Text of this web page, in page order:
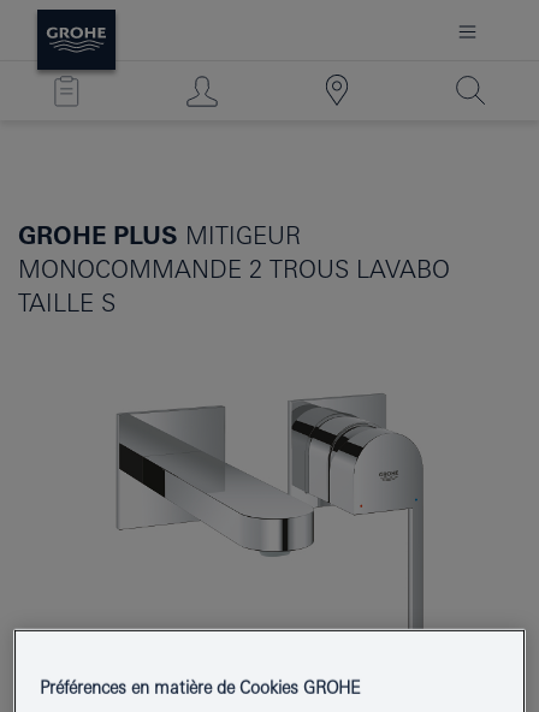
GROHE PLUS MITIGEUR
MONOCOMMANDE 2 TROUS LAVABO
TAILLE S
Préférences en matière de Cookies GROHE